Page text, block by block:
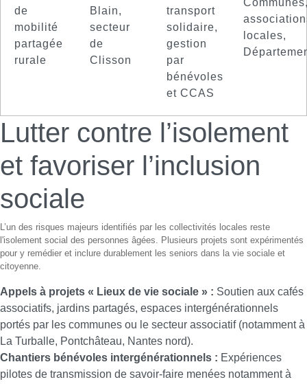
de
mobilité
partagée
rurale
Blain,
secteur
de
Clisson
transport
solidaire,
gestion
par
bénévoles
et CCAS
locales,
Lutter contre l’isolement
et favoriser l’inclusion
sociale
L’un des risques majeurs identifiés par les collectivités locales reste
l'isolement social des personnes âgées. Plusieurs projets sont expérimentés
pour y remédier et inclure durablement les seniors dans la vie sociale et
citoyenne.
Appels à projets « Lieux de vie sociale » : Soutien aux cafés
associatifs, jardins partagés, espaces intergénérationnels
portés par les communes ou le secteur associatif (notamment à
La Turballe, Pontchâteau, Nantes nord).
Chantiers bénévoles intergénérationnels : Expériences
pilotes de transmission de savoir-faire menées notamment à